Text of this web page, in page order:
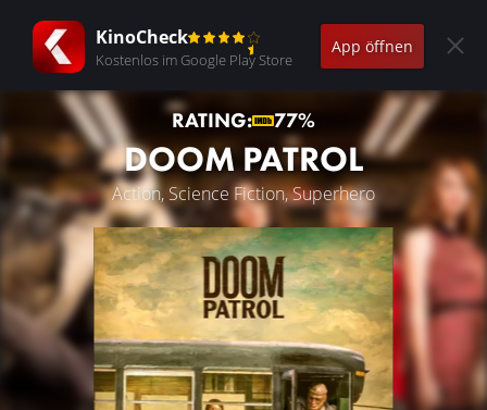
KinoCheck
Kostenlos im Google Play Store
App öffnen
RATING: 77%
DOOM PATROL
Action, Science Fiction, Superhero